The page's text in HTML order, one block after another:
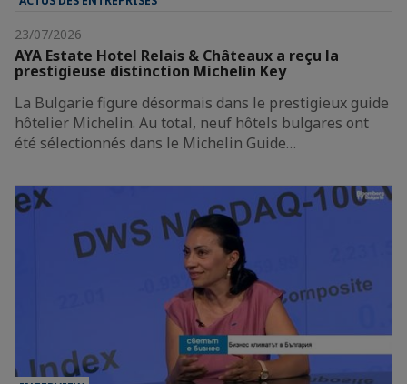
23/07/2026
AYA Estate Hotel Relais & Châteaux a reçu la
prestigieuse distinction Michelin Key
La Bulgarie figure désormais dans le prestigieux guide
hôtelier Michelin. Au total, neuf hôtels bulgares ont
été sélectionnés dans le Michelin Guide…